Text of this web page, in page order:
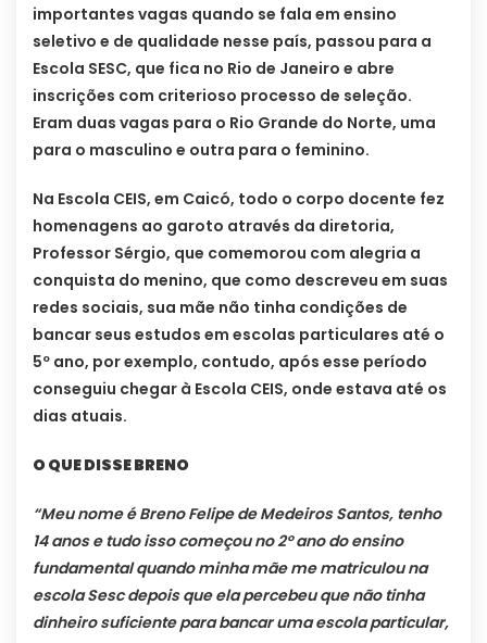
importantes vagas quando se fala em ensino
seletivo e de qualidade nesse país, passou para a
Escola SESC, que fica no Rio de Janeiro e abre
inscrições com criterioso processo de seleção.
Eram duas vagas para o Rio Grande do Norte, uma
para o masculino e outra para o feminino.
Na Escola CEIS, em Caicó, todo o corpo docente fez
homenagens ao garoto através da diretoria,
Professor Sérgio, que comemorou com alegria a
conquista do menino, que como descreveu em suas
redes sociais, sua mãe não tinha condições de
bancar seus estudos em escolas particulares até o
5º ano, por exemplo, contudo, após esse período
conseguiu chegar à Escola CEIS, onde estava até os
dias atuais.
O QUE DISSE BRENO
“Meu nome é Breno Felipe de Medeiros Santos, tenho
14 anos e tudo isso começou no 2º ano do ensino
fundamental quando minha mãe me matriculou na
escola Sesc depois que ela percebeu que não tinha
dinheiro suficiente para bancar uma escola particular,